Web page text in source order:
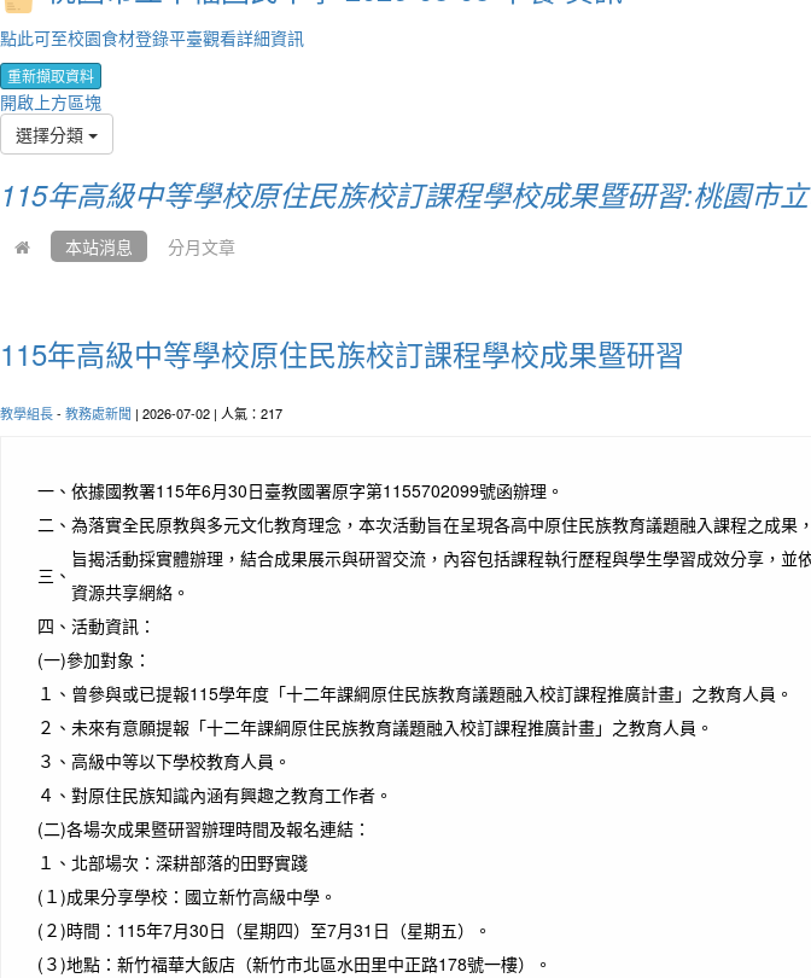
點此可至校園食材登錄平臺觀看詳細資訊
重新擷取資料
開啟上方區塊
選擇分類
115年高級中等學校原住民族校訂課程學校成果暨研習:桃園市
本站消息 分月文章
115年高級中等學校原住民族校訂課程學校成果暨研習
教學組長- 教務處新聞 | 2026-07-02 | 人氣：217
一、 依據國教署115年6月30日臺教國署原字第1155702099號函辦理。
二、 為落實全民原教與多元文化教育理念，本次活動旨在呈現各高中原住民族教育議題融入課程之成果
三、
旨揭活動採實體辦理，結合成果展示與研習交流，內容包括課程執行歷程與學生學習成效分享，
資源共享網絡。
四、 活動資訊：
(一)參加對象：
１、 曾參與或已提報115學年度「十二年課綱原住民族教育議題融入校訂課程推廣計畫」之教育人員。
２、 未來有意願提報「十二年課綱原住民族教育議題融入校訂課程推廣計畫」之教育人員。
３、 高級中等以下學校教育人員。
４、 對原住民族知識內涵有興趣之教育工作者。
(二)各場次成果暨研習辦理時間及報名連結：
１、 北部場次：深耕部落的田野實踐
(１)成果分享學校：國立新竹高級中學。
(２)時間：115年7月30日（星期四）至7月31日（星期五）。
(３)地點：新竹福華大飯店（新竹市北區水田里中正路178號一樓）。